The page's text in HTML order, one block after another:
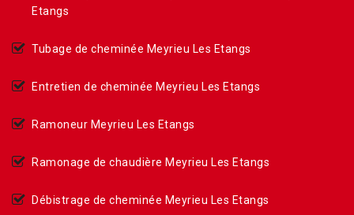
Etangs
Tubage de cheminée Meyrieu Les Etangs
Entretien de cheminée Meyrieu Les Etangs
Ramoneur Meyrieu Les Etangs
Ramonage de chaudière Meyrieu Les Etangs
Débistrage de cheminée Meyrieu Les Etangs